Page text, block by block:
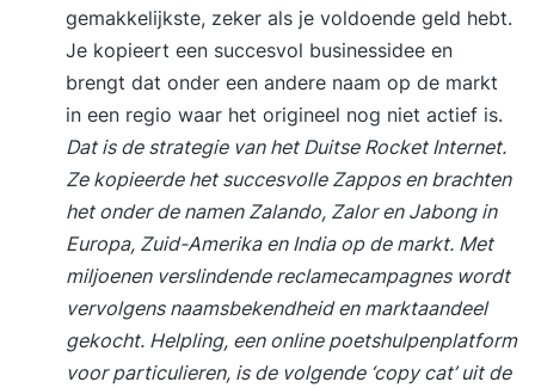
gemakkelijkste, zeker als je voldoende geld hebt.
Je kopieert een succesvol businessidee en
brengt dat onder een andere naam op de markt
in een regio waar het origineel nog niet actief is.
Dat is de strategie van het Duitse Rocket Internet.
Ze kopieerde het succesvolle Zappos en brachten
het onder de namen Zalando, Zalor en Jabong in
Europa, Zuid-Amerika en India op de markt. Met
miljoenen verslindende reclamecampagnes wordt
vervolgens naamsbekendheid en marktaandeel
gekocht. Helpling, een online poetshulpenplatform
voor particulieren, is de volgende ‘copy cat’ uit de